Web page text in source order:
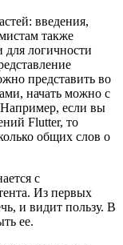
введения,
также
для логичности
представить во
начать можно с
если вы
Flutter, то
общих слов о
с
Из первых
и видит пользу. В
ее.